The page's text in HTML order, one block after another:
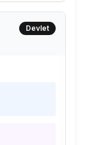
Devlet